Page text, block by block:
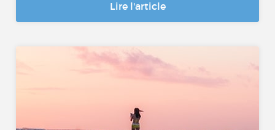
Lire l'article